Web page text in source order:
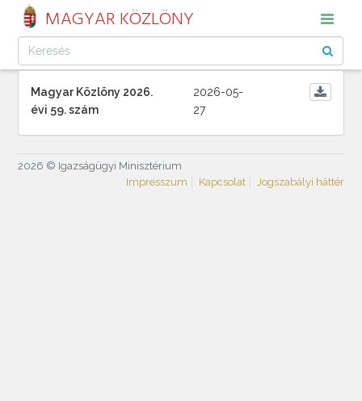
MAGYAR KÖZLÖNY
Magyar Közlöny 2026.
évi 59. szám
2026-05-
27
2026 © Igazságügyi Minisztérium
Impresszum
Kapcsolat Jogszabályi háttér